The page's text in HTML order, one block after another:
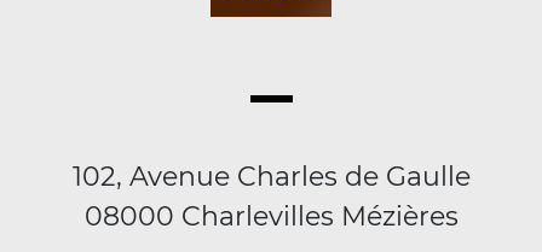
102, Avenue Charles de Gaulle
08000 Charlevilles Mézières